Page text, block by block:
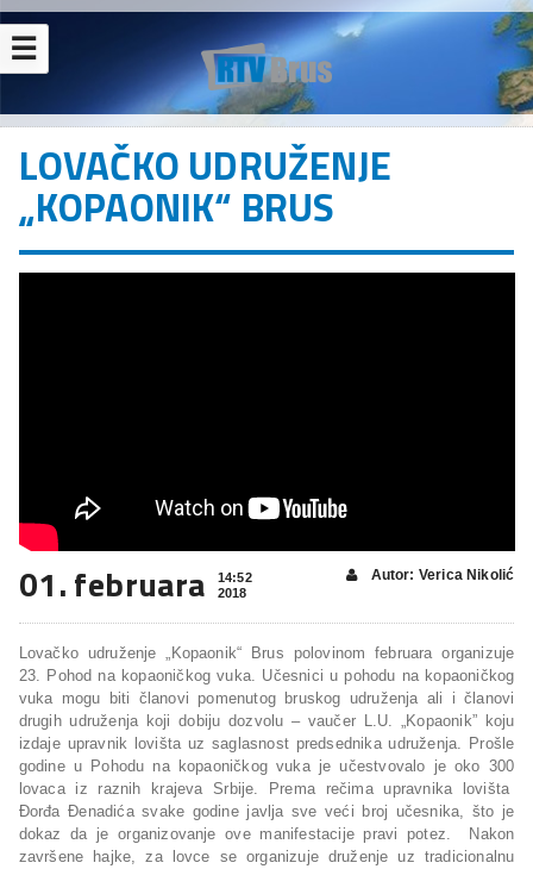
☰
LOVAČKO UDRUŽENJE
„KOPAONIK“ BRUS
01. februara
14:52
2018
Autor: Verica Nikolić
Lovačko udruženje „Kopaonik“ Brus polovinom februara organizuje
23. Pohod na kopaoničkog vuka. Učesnici u pohodu na kopaoničkog
vuka mogu biti članovi pomenutog bruskog udruženja ali i članovi
drugih udruženja koji dobiju dozvolu – vaučer L.U. „Kopaonik” koju
izdaje upravnik lovišta uz saglasnost predsednika udruženja. Prošle
godine u Pohodu na kopaoničkog vuka je učestvovalo je oko 300
lovaca iz raznih krajeva Srbije. Prema rečima upravnika lovišta
Đorđa Đenadića svake godine javlja sve veći broj učesnika, što je
dokaz da je organizovanje ove manifestacije pravi potez. Nakon
završene hajke, za lovce se organizuje druženje uz tradicionalnu